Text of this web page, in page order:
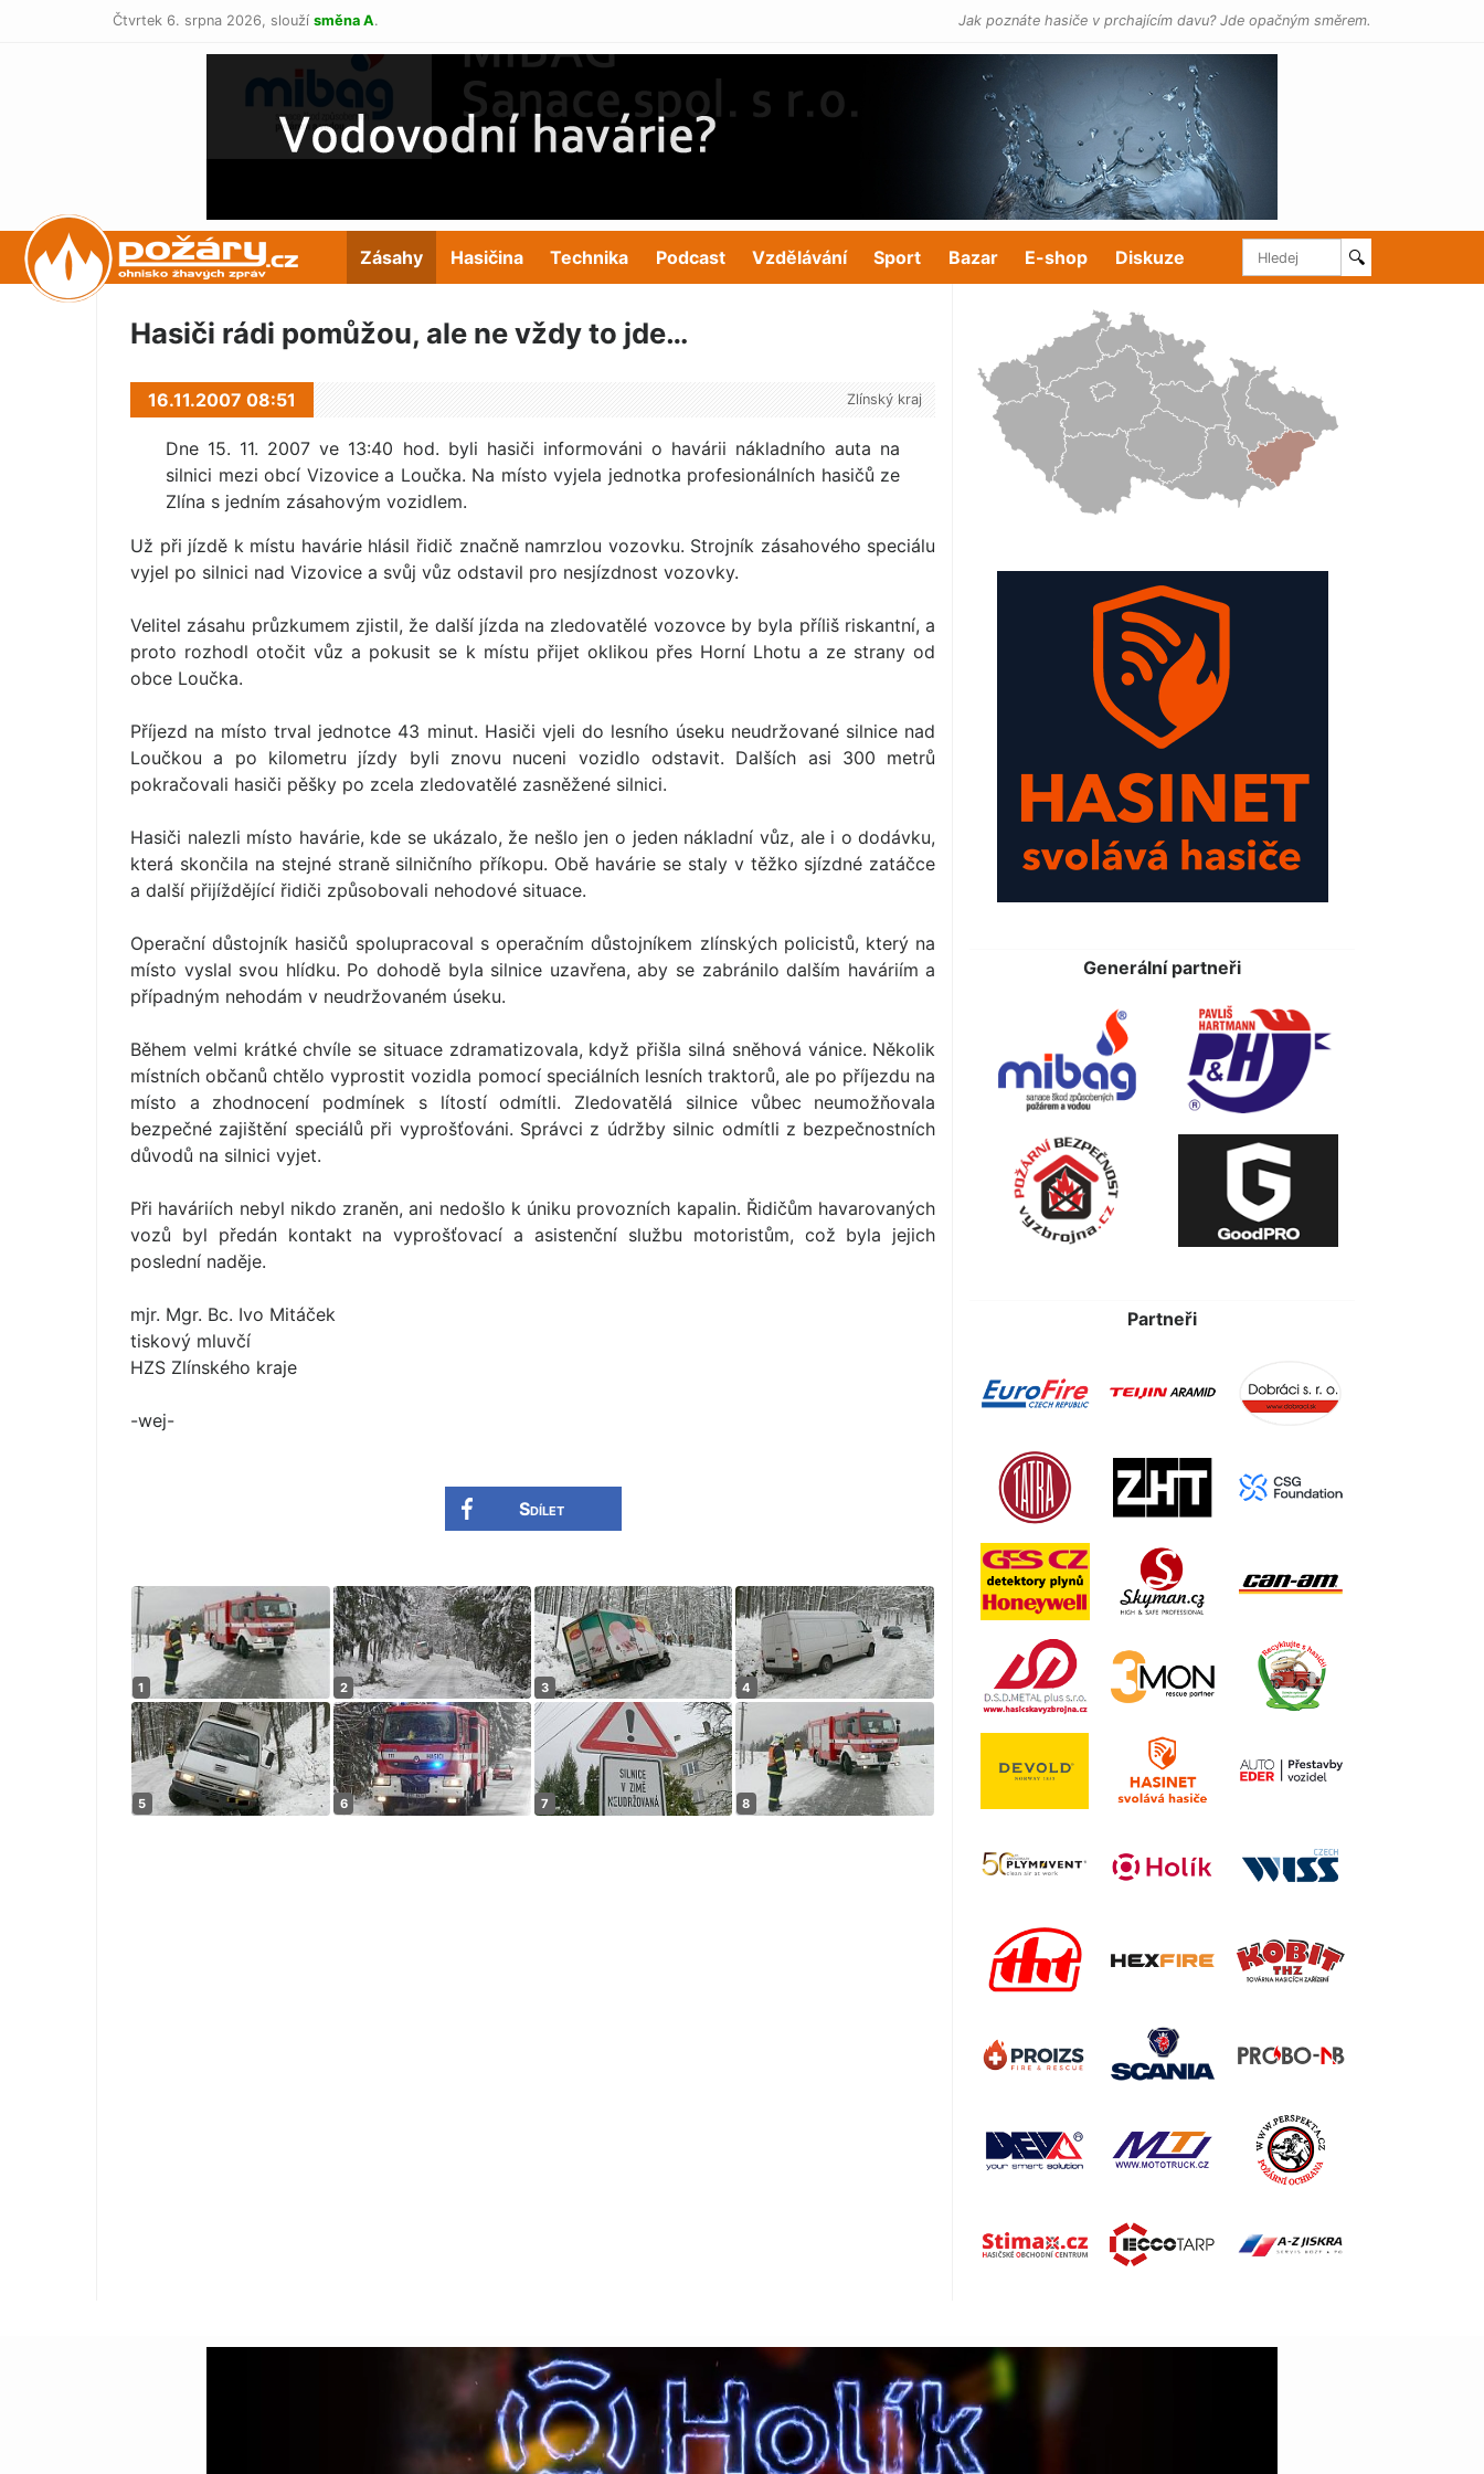
Čtvrtek 6. srpna 2026, slouží směna A. Jak poznáte hasiče v prchajícím davu? Jde opačným směrem.
POŽÁRY.cz Zásahy Hasičina Technika Podcast Vzdělávání Sport Bazar E-shop Diskuze 🔍
Hasiči rádi pomůžou, ale ne vždy to jde…
16.11.2007 08:51 Zlínský kraj
Dne 15. 11. 2007 ve 13:40 hod. byli hasiči informováni o havárii nákladního auta na
silnici mezi obcí Vizovice a Loučka. Na místo vyjela jednotka profesionálních hasičů ze
Zlína s jedním zásahovým vozidlem.
Už při jízdě k místu havárie hlásil řidič značně namrzlou vozovku. Strojník zásahového speciálu
vyjel po silnici nad Vizovice a svůj vůz odstavil pro nesjízdnost vozovky.
Velitel zásahu průzkumem zjistil, že další jízda na zledovatělé vozovce by byla příliš riskantní, a
proto rozhodl otočit vůz a pokusit se k místu přijet oklikou přes Horní Lhotu a ze strany od
obce Loučka.
Příjezd na místo trval jednotce 43 minut. Hasiči vjeli do lesního úseku neudržované silnice nad
Loučkou a po kilometru jízdy byli znovu nuceni vozidlo odstavit. Dalších asi 300 metrů
pokračovali hasiči pěšky po zcela zledovatělé zasněžené silnici.
Hasiči nalezli místo havárie, kde se ukázalo, že nešlo jen o jeden nákladní vůz, ale i o dodávku,
která skončila na stejné straně silničního příkopu. Obě havárie se staly v těžko sjízdné zatáčce
a další přijíždějící řidiči způsobovali nehodové situace.
Operační důstojník hasičů spolupracoval s operačním důstojníkem zlínských policistů, který na
místo vyslal svou hlídku. Po dohodě byla silnice uzavřena, aby se zabránilo dalším haváriím a
případným nehodám v neudržovaném úseku.
Během velmi krátké chvíle se situace zdramatizovala, když přišla silná sněhová vánice. Několik
místních občanů chtělo vyprostit vozidla pomocí speciálních lesních traktorů, ale po příjezdu na
místo a zhodnocení podmínek s lítostí odmítli. Zledovatělá silnice vůbec neumožňovala
bezpečné zajištění speciálů při vyprošťováni. Správci z údržby silnic odmítli z bezpečnostních
důvodů na silnici vyjet.
Při haváriích nebyl nikdo zraněn, ani nedošlo k úniku provozních kapalin. Řidičům havarovaných
vozů byl předán kontakt na vyprošťovací a asistenční službu motoristům, což byla jejich
poslední naděje.
mjr. Mgr. Bc. Ivo Mitáček
tiskový mluvčí
HZS Zlínského kraje
-wej-
Sdílet
Generální partneři
Partneři